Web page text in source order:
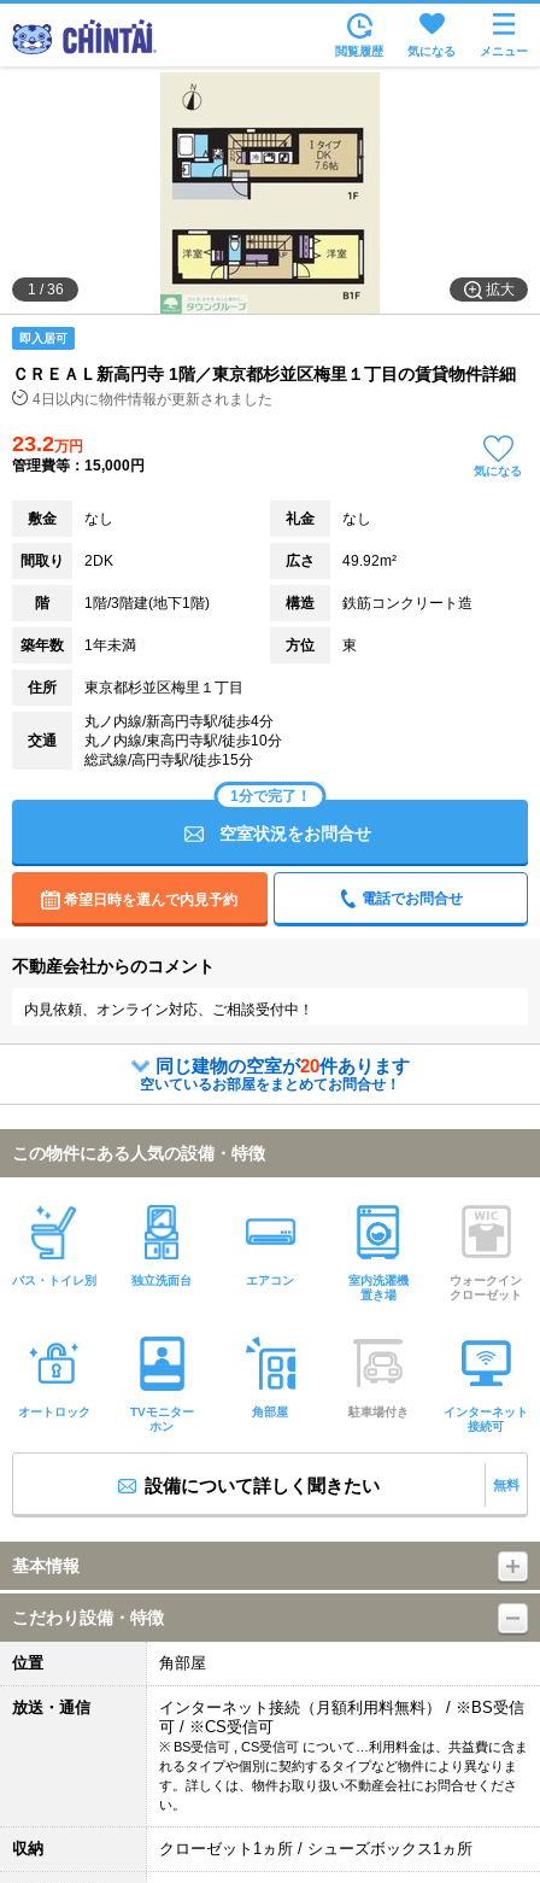
沿線・駅から
家賃相場から
物件特集から
不動産会社から
閲覧履歴 気になる メニュー
拡大
1 /36
即入居可
ＣＲＥＡＬ新高円寺 1階／東京都杉並区梅里１丁目の賃貸物件詳細
4日以内に物件情報が更新されました
23.2万円
管理費等：15,000円
気になる
敷金 なし 礼金 なし
間取り 2DK 広さ 49.92m²
階 1階/3階建(地下1階) 構造 鉄筋コンクリート造
築年数 1年未満 方位 東
住所 東京都杉並区梅里１丁目
交通
丸ノ内線/新高円寺駅/徒歩4分
丸ノ内線/東高円寺駅/徒歩10分
総武線/高円寺駅/徒歩15分
1分で完了！
空室状況をお問合せ
希望日時を選んで内見予約 電話でお問合せ
不動産会社からのコメント
内見依頼、オンライン対応、ご相談受付中！
同じ建物の空室が20件あります
空いているお部屋をまとめてお問合せ！
この物件にある人気の設備・特徴
バス・トイレ別 独立洗面台 エアコン
室内洗濯機
置き場
ウォークイン
クローゼット
オートロック
TVモニター
ホン
角部屋 駐車場付き
インターネット
接続可
設備について詳しく聞きたい 無料
基本情報
こだわり設備・特徴
位置 角部屋
放送・通信
インターネット接続（月額利用料無料） / ※BS受信
可 / ※CS受信可
※ BS受信可 , CS受信可 について…利用料金は、共益費に含ま
れるタイプや個別に契約するタイプなど物件により異なりま
す。詳しくは、物件お取り扱い不動産会社にお問合せくださ
い。
収納 クローゼット1ヵ所 / シューズボックス1ヵ所